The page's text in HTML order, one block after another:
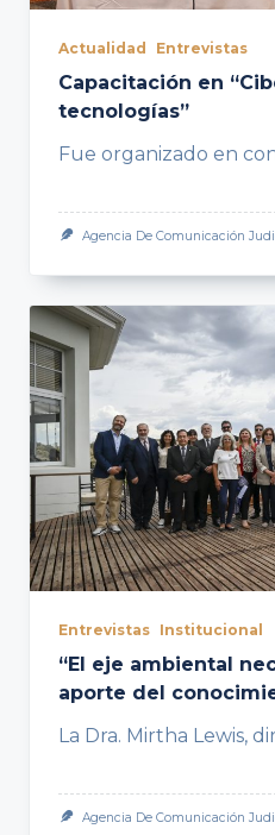
Actualidad Entrevistas
Capacitación en
tecnologías”
Fue organizado en
Agencia De Comunicación
Entrevistas Institucional
“El eje ambiental
aporte del
La Dra. Mirtha Lewis,
Agencia De Comunicación